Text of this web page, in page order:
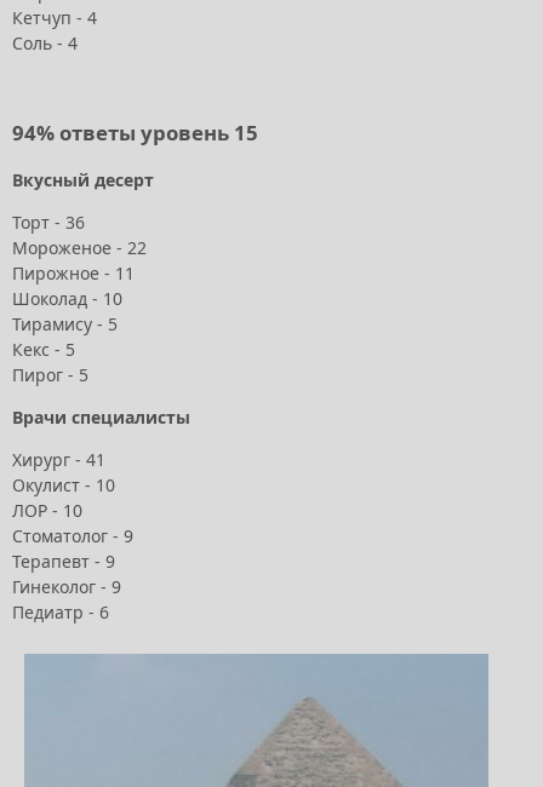
Кетчуп - 4
Соль - 4
94% ответы уровень 15
Вкусный десерт
Торт - 36
Мороженое - 22
Пирожное - 11
Шоколад - 10
Тирамису - 5
Кекс - 5
Пирог - 5
Врачи специалисты
Хирург - 41
Окулист - 10
ЛОР - 10
Стоматолог - 9
Терапевт - 9
Гинеколог - 9
Педиатр - 6